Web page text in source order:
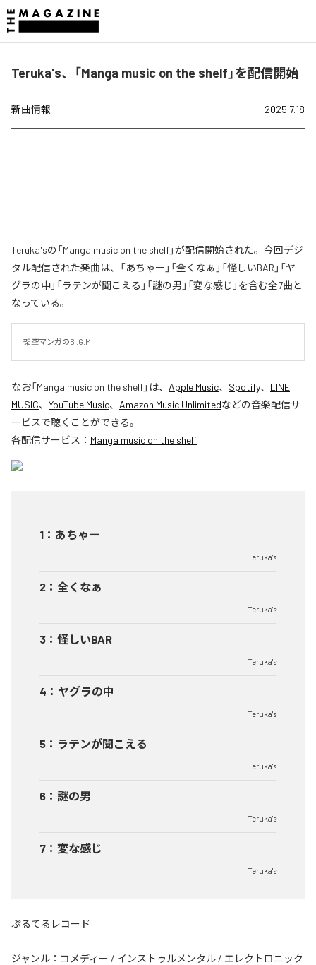
Teruka's、「Manga music on the shelf」を配信開始
新曲情報 2025.7.18
Teruka'sの「Manga music on the shelf」が配信開始された。今回デジ
タル配信された楽曲は、「あちゃー」「全くなぁ」「怪しいBAR」「ヤ
グラの中」「ラテンが聞こえる」「謎の男」「変な感じ」を含む全7曲と
なっている。
架空マンガのB .G.M.
なお「Manga music on the shelf」は、 Apple Music、 Spotify、 LINE
MUSIC、 YouTube Music、 Amazon Music Unlimitedなどの音楽配信サ
ービスで聴くことができる。
各配信サービス： Manga music on the shelf
1 ： あちゃー
Teruka's
2 ： 全くなぁ
Teruka's
3 ： 怪しいBAR
Teruka's
4 ： ヤグラの中
Teruka's
5 ： ラテンが聞こえる
Teruka's
6 ： 謎の男
Teruka's
7 ： 変な感じ
Teruka's
ぷるてるレコード
ジャンル： コメディー / インストゥルメンタル / エレクトロニック